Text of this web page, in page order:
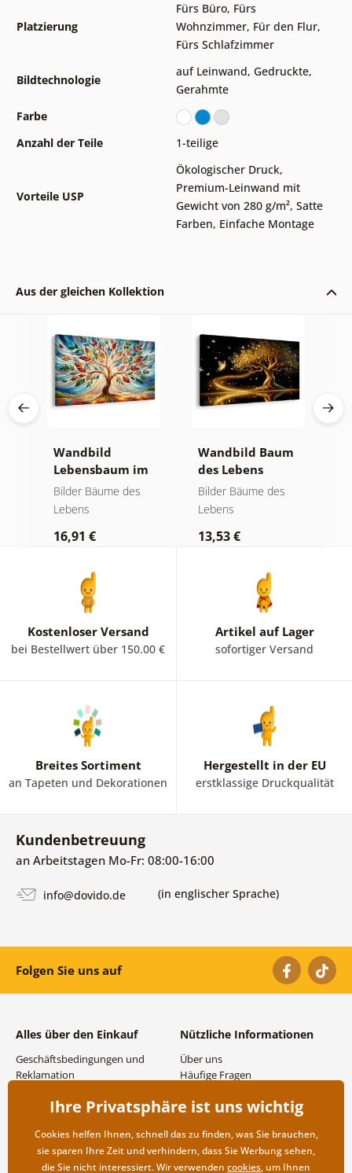
Platzierung
Fürs Büro, Fürs
Wohnzimmer, Für den Flur,
Fürs Schlafzimmer
Bildtechnologie
auf Leinwand, Gedruckte,
Gerahmte
Farbe
Anzahl der Teile
1-teilige
Vorteile USP
Ökologischer Druck,
Premium-Leinwand mit
Gewicht von 280 g/m², Satte
Farben, Einfache Montage
Aus der gleichen Kollektion
Wandbild
Lebensbaum im
bunten
Glasfenster
Bilder Bäume des
Lebens
16,91 €
Wandbild Baum
des Lebens
goldene Magie
Bilder Bäume des
Lebens
13,53 €
Kostenloser Versand
bei Bestellwert über 150.00 €
Artikel auf Lager
sofortiger Versand
Breites Sortiment
an Tapeten und Dekorationen
Hergestellt in der EU
erstklassige Druckqualität
Kundenbetreuung
an Arbeitstagen Mo-Fr: 08:00-16:00
info@dovido.de (in englischer Sprache)
Folgen Sie uns auf
Alles über den Einkauf
Geschäftsbedingungen und
Reklamation
Versand- und
Rücksendung der Ware
Nützliche Informationen
Über uns
Häufige Fragen
Großhandel und
Ihre Privatsphäre ist uns wichtig
Cookies helfen Ihnen, schnell das zu finden, was Sie brauchen,
sie sparen Ihre Zeit und verhindern, dass Sie Werbung sehen,
die Sie nicht interessiert. Wir verwenden cookies, um Ihnen